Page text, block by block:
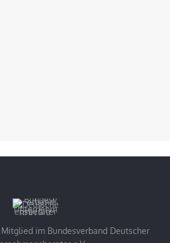
im Bundesverband Deutscher